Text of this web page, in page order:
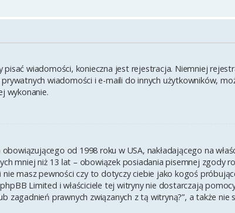
wiadomości, konieczna jest rejestracja. Niemniej
wiadomości i e-maili do innych użytkowników,
wykonanie.
od 1998 roku w USA, nakładającego na
mniej niż 13 lat – obowiązek posiadania pisemnej zgody
masz pewności czy to dotyczy ciebie jako kogoś
Limited i właściciele tej witryny nie dostarczają
zagadnień prawnych związanych z tą witryną?”, a także